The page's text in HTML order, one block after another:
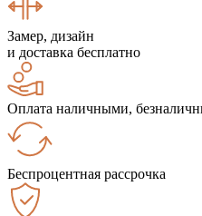
Замер, дизайн
и доставка бесплатно
Оплата наличными,
Беспроцентная рассрочка